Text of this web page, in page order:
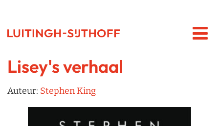
Lisey's verhaal
Auteur: Stephen King